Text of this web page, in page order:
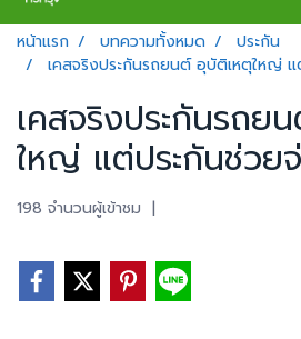
หน้าแรก บทความทั้งหมด
ประกัน
เคสจริงประกันรถยนต์ อุบัติเหตุใหญ่
เคสจริงประกันรถย
ใหญ่ แต่ประกันช่วย
198 จำนวนผู้เข้าชม |